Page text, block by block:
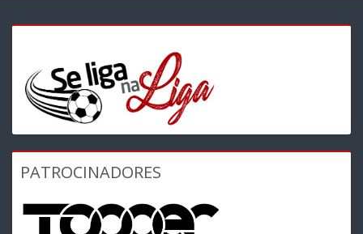
PATROCINADORES